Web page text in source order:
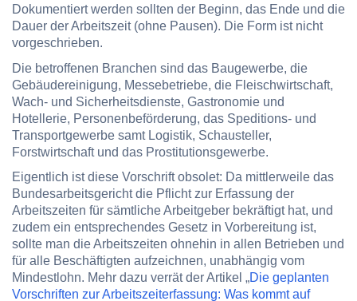
Dokumentiert werden sollten der Beginn, das Ende und die
Dauer der Arbeitszeit (ohne Pausen). Die Form ist nicht
vorgeschrieben.
Die betroffenen Branchen sind das Baugewerbe, die
Gebäudereinigung, Messebetriebe, die Fleischwirtschaft,
Wach- und Sicherheitsdienste, Gastronomie und
Hotellerie, Personenbeförderung, das Speditions- und
Transportgewerbe samt Logistik, Schausteller,
Forstwirtschaft und das Prostitutionsgewerbe.
Eigentlich ist diese Vorschrift obsolet: Da mittlerweile das
Bundesarbeitsgericht die Pflicht zur Erfassung der
Arbeitszeiten für sämtliche Arbeitgeber bekräftigt hat, und
zudem ein entsprechendes Gesetz in Vorbereitung ist,
sollte man die Arbeitszeiten ohnehin in allen Betrieben und
für alle Beschäftigten aufzeichnen, unabhängig vom
Mindestlohn. Mehr dazu verrät der Artikel „Die geplanten
Vorschriften zur Arbeitszeiterfassung: Was kommt auf